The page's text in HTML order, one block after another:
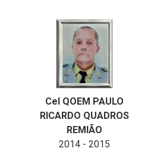
Cel QOEM PAULO
RICARDO QUADROS
REMIÃO
2014 - 2015